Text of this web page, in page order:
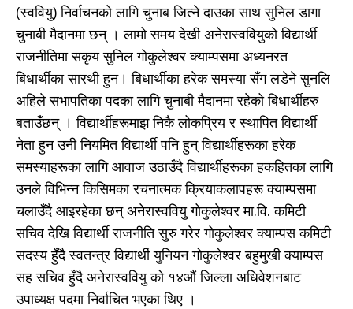
(स्ववियु) निर्वाचनको लागि चुनाब जित्ने दाउका साथ सुनिल डागा
चुनाबी मैदानमा छन् । लामो समय देखी अनेरास्ववियुको विद्यार्थी
राजनीतिमा सकृय सुनिल गोकुलेश्वर क्याम्पसमा अध्यनरत
बिधार्थीका सारथी हुन। बिधार्थीका हरेक समस्या सँग लडेने सुनलि
अहिले सभापतिका पदका लागि चुनाबी मैदानमा रहेको बिधार्थीहरु
बताउँछन् । विद्यार्थीहरूमाझ निकै लोकप्रिय र स्थापित विद्यार्थी
नेता हुन उनी नियमित विद्यार्थी पनि हुन् विद्यार्थीहरूका हरेक
समस्याहरूका लागि आवाज उठाउँदै विद्यार्थीहरूका हकहितका लागि
उनले विभिन्न किसिमका रचनात्मक क्रियाकलापहरू क्याम्पसमा
चलाउँदै आइरहेका छन् अनेरास्ववियु गोकुलेश्वर मा.वि. कमिटी
सचिव देखि विद्यार्थी राजनीति सुरु गरेर गोकुलेश्वर क्याम्पस कमिटी
सदस्य हुँदै स्वतन्त्र विद्यार्थी युनियन गोकुलेश्वर बहुमुखी क्याम्पस
सह सचिव हुँदै अनेरास्ववियु को १४औं जिल्ला अधिवेशनबाट
उपाध्यक्ष पदमा निर्वाचित भएका थिए ।